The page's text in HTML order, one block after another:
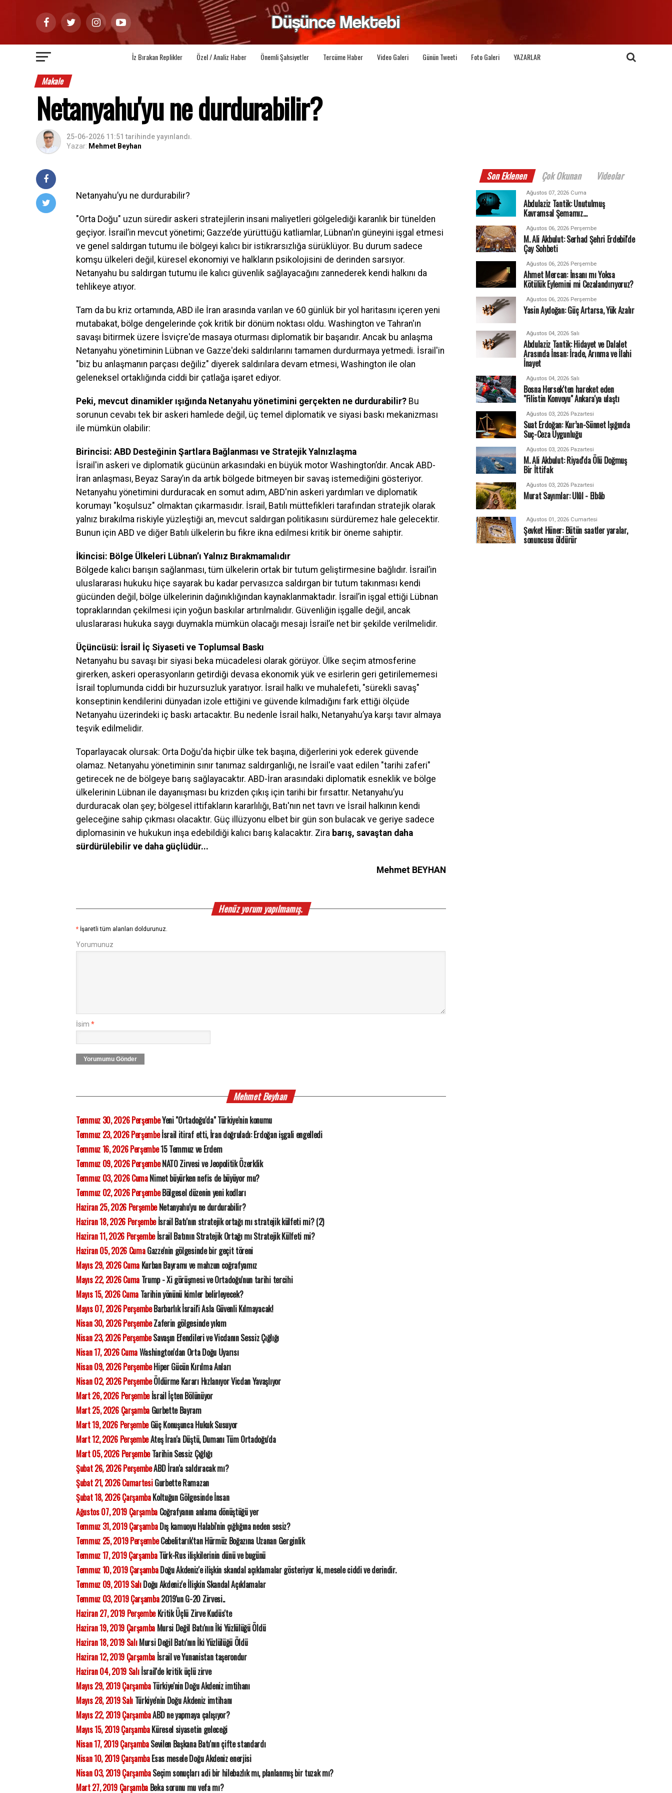
İz Bırakan Replikler Özel / Analiz Haber Önemli Şahsiyetler Tercüme Haber Video Galeri Günün Tweeti Foto Galeri YAZARLAR
Makale
Netanyahu'yu ne durdurabilir?
25-06-2026 11:51 tarihinde yayınlandı.
Yazar: Mehmet Beyhan
Netanyahu’yu ne durdurabilir?
"Orta Doğu" uzun süredir askeri stratejilerin insani maliyetleri gölgelediği karanlık bir tünelden
geçiyor. İsrail’in mevcut yönetimi; Gazze’de yürüttüğü katliamlar, Lübnan'ın güneyini işgal etmesi
ve genel saldırgan tutumu ile bölgeyi kalıcı bir istikrarsızlığa sürüklüyor. Bu durum sadece
komşu ülkeleri değil, küresel ekonomiyi ve halkların psikolojisini de derinden sarsıyor.
Netanyahu bu saldırgan tutumu ile kalıcı güvenlik sağlayacağını zannederek kendi halkını da
tehlikeye atıyor.
Tam da bu kriz ortamında, ABD ile İran arasında varılan ve 60 günlük bir yol haritasını içeren yeni
mutabakat, bölge dengelerinde çok kritik bir dönüm noktası oldu. Washington ve Tahran'ın
savaşı bitirmek üzere İsviçre'de masaya oturması diplomatik bir başarıdır. Ancak bu anlaşma
Netanyahu yönetiminin Lübnan ve Gazze'deki saldırılarını tamamen durdurmaya yetmedi. İsrail'in
"biz bu anlaşmanın parçası değiliz" diyerek saldırılara devam etmesi, Washington ile olan
geleneksel ortaklığında ciddi bir çatlağa işaret ediyor.
Peki, mevcut dinamikler ışığında Netanyahu yönetimini gerçekten ne durdurabilir? Bu
sorunun cevabı tek bir askeri hamlede değil, üç temel diplomatik ve siyasi baskı mekanizması
ile mümkün olabilir:
Birincisi: ABD Desteğinin Şartlara Bağlanması ve Stratejik Yalnızlaşma
İsrail'in askeri ve diplomatik gücünün arkasındaki en büyük motor Washington’dır. Ancak ABD-
İran anlaşması, Beyaz Saray’ın da artık bölgede bitmeyen bir savaş istemediğini gösteriyor.
Netanyahu yönetimini durduracak en somut adım, ABD'nin askeri yardımları ve diplomatik
korumayı "koşulsuz" olmaktan çıkarmasıdır. İsrail, Batılı müttefikleri tarafından stratejik olarak
yalnız bırakılma riskiyle yüzleştiği an, mevcut saldırgan politikasını sürdüremez hale gelecektir.
Bunun için ABD ve diğer Batılı ülkelerin bu fikre ikna edilmesi kritik bir öneme sahiptir.
İkincisi: Bölge Ülkeleri Lübnan’ı Yalnız Bırakmamalıdır
Bölgede kalıcı barışın sağlanması, tüm ülkelerin ortak bir tutum geliştirmesine bağlıdır. İsrail’in
uluslararası hukuku hiçe sayarak bu kadar pervasızca saldırgan bir tutum takınması kendi
gücünden değil, bölge ülkelerinin dağınıklığından kaynaklanmaktadır. İsrail’in işgal ettiği Lübnan
topraklarından çekilmesi için yoğun baskılar artırılmalıdır. Güvenliğin işgalle değil, ancak
uluslararası hukuka saygı duymakla mümkün olacağı mesajı İsrail’e net bir şekilde verilmelidir.
Üçüncüsü: İsrail İç Siyaseti ve Toplumsal Baskı
Netanyahu bu savaşı bir siyasi beka mücadelesi olarak görüyor. Ülke seçim atmosferine
girerken, askeri operasyonların getirdiği devasa ekonomik yük ve esirlerin geri getirilememesi
İsrail toplumunda ciddi bir huzursuzluk yaratıyor. İsrail halkı ve muhalefeti, "sürekli savaş"
konseptinin kendilerini dünyadan izole ettiğini ve güvende kılmadığını fark ettiği ölçüde
Netanyahu üzerindeki iç baskı artacaktır. Bu nedenle İsrail halkı, Netanyahu’ya karşı tavır almaya
teşvik edilmelidir.
Toparlayacak olursak: Orta Doğu'da hiçbir ülke tek başına, diğerlerini yok ederek güvende
olamaz. Netanyahu yönetiminin sınır tanımaz saldırganlığı, ne İsrail'e vaat edilen "tarihi zaferi"
getirecek ne de bölgeye barış sağlayacaktır. ABD-İran arasındaki diplomatik esneklik ve bölge
ülkelerinin Lübnan ile dayanışması bu krizden çıkış için tarihi bir fırsattır. Netanyahu’yu
durduracak olan şey; bölgesel ittifakların kararlılığı, Batı'nın net tavrı ve İsrail halkının kendi
geleceğine sahip çıkması olacaktır. Güç illüzyonu elbet bir gün son bulacak ve geriye sadece
diplomasinin ve hukukun inşa edebildiği kalıcı barış kalacaktır. Zira barış, savaştan daha
sürdürülebilir ve daha güçlüdür...
Mehmet BEYHAN
Henüz yorum yapılmamış.
* İşaretli tüm alanları doldurunuz.
Yorumunuz
İsim *
Yorumumu Gönder
Mehmet Beyhan
Temmuz 30, 2026 PerşembeYeni "Ortadoğu'da" Türkiye'nin konumu
Temmuz 23, 2026 Perşembeİsrail itiraf etti, İran doğruladı: Erdoğan işgali engelledi
Temmuz 16, 2026 Perşembe15 Temmuz ve Erdem
Temmuz 09, 2026 PerşembeNATO Zirvesi ve Jeopolitik Özerklik
Temmuz 03, 2026 CumaNimet büyürken nefis de büyüyor mu?
Temmuz 02, 2026 PerşembeBölgesel düzenin yeni kodları
Haziran 25, 2026 PerşembeNetanyahu'yu ne durdurabilir?
Haziran 18, 2026 Perşembeİsrail Batı'nın stratejik ortağı mı stratejik külfeti mi? (2)
Haziran 11, 2026 Perşembeİsrail Batının Stratejik Ortağı mı Stratejik Külfeti mi?
Haziran 05, 2026 CumaGazze'nin gölgesinde bir geçit töreni
Mayıs 29, 2026 CumaKurban Bayramı ve mahzun coğrafyamız
Mayıs 22, 2026 CumaTrump - Xi görüşmesi ve Ortadoğu'nun tarihi tercihi
Mayıs 15, 2026 CumaTarihin yönünü kimler belirleyecek?
Mayıs 07, 2026 PerşembeBarbarlık İsrail'i Asla Güvenli Kılmayacak!
Nisan 30, 2026 PerşembeZaferin gölgesinde yıkım
Nisan 23, 2026 PerşembeSavaşın Efendileri ve Vicdanın Sessiz Çığlığı
Nisan 17, 2026 CumaWashington'dan Orta Doğu Uyarısı
Nisan 09, 2026 PerşembeHiper Gücün Kırılma Anları
Nisan 02, 2026 PerşembeÖldürme Kararı Hızlanıyor Vicdan Yavaşlıyor
Mart 26, 2026 Perşembeİsrail İçten Bölünüyor
Mart 25, 2026 ÇarşambaGurbette Bayram
Mart 19, 2026 PerşembeGüç Konuşunca Hukuk Susuyor
Mart 12, 2026 PerşembeAteş İran'a Düştü, Dumanı Tüm Ortadoğu'da
Mart 05, 2026 PerşembeTarihin Sessiz Çığlığı
Şubat 26, 2026 PerşembeABD İran'a saldıracak mı?
Şubat 21, 2026 CumartesiGurbette Ramazan
Şubat 18, 2026 ÇarşambaKoltuğun Gölgesinde İnsan
Ağustos 07, 2019 Çarşamba Coğrafyanın anlama dönüştüğü yer
Temmuz 31, 2019 ÇarşambaDış kamuoyu Halabi'nin çığlığına neden sesiz?
Temmuz 25, 2019 PerşembeCebelitarık'tan Hürmüz Boğazına Uzanan Gerginlik
Temmuz 17, 2019 ÇarşambaTürk-Rus ilişkilerinin dünü ve bugünü
Temmuz 10, 2019 ÇarşambaDoğu Akdeniz'e ilişkin skandal açıklamalar gösteriyor ki, mesele ciddi ve derindir.
Temmuz 09, 2019 SalıDoğu Akdeniz'e İlişkin Skandal Açıklamalar
Temmuz 03, 2019 Çarşamba2019'un G-20 Zirvesi..
Haziran 27, 2019 PerşembeKritik Üçlü Zirve Kudüs'te
Haziran 19, 2019 Çarşamba Mursi Değil Batı'nın İki Yüzlülüğü Öldü
Haziran 18, 2019 SalıMursi Değil Batı'nın İki Yüzlülüğü Öldü
Haziran 12, 2019 Çarşamba İsrail ve Yunanistan taşerondur
Haziran 04, 2019 Salıİsrail'de kritik üçlü zirve
Mayıs 29, 2019 ÇarşambaTürkiye'nin Doğu Akdeniz imtihanı
Mayıs 28, 2019 SalıTürkiye'nin Doğu Akdeniz imtihanı
Mayıs 22, 2019 ÇarşambaABD ne yapmaya çalışıyor?
Mayıs 15, 2019 ÇarşambaKüresel siyasetin geleceği
Nisan 17, 2019 ÇarşambaSevilen Başkana Batı'nın çifte standardı
Nisan 10, 2019 ÇarşambaEsas mesele Doğu Akdeniz enerjisi
Nisan 03, 2019 ÇarşambaSeçim sonuçları adi bir hilebazlık mı, planlanmış bir tuzak mı?
Mart 27, 2019 ÇarşambaBeka sorunu mu vefa mı?
Son Eklenen Çok Okunan Videolar
Ağustos 07, 2026 Cuma
Abdulaziz Tantik: Unutulmuş
Kavramsal Şemamız…
Ağustos 06, 2026 Perşembe
M. Ali Akbulut: Serhad Şehri Erdebil'de
Çay Sohbeti
Ağustos 06, 2026 Perşembe
Ahmet Mercan: İnsanı mı Yoksa
Kötülük Eylemini mi Cezalandırıyoruz?
Ağustos 06, 2026 Perşembe
Yasin Aydoğan: Güç Artarsa, Yük Azalır
Ağustos 04, 2026 Salı
Abdulaziz Tantik: Hidayet ve Dalalet
Arasında İnsan: İrade, Arınma ve İlahi
İnayet
Ağustos 04, 2026 Salı
Bosna Hersek'ten hareket eden
"Filistin Konvoyu" Ankara'ya ulaştı
Ağustos 03, 2026 Pazartesi
Suat Erdoğan: Kur’an-Sünnet Işığında
Suç-Ceza Uygunluğu
Ağustos 03, 2026 Pazartesi
M. Ali Akbulut: Riyad'da Ölü Doğmuş
Bir İttifak
Ağustos 03, 2026 Pazartesi
Murat Sayımlar: Ulûl - Elbâb
Ağustos 01, 2026 Cumartesi
Şevket Hüner: Bütün saatler yaralar,
sonuncusu öldürür